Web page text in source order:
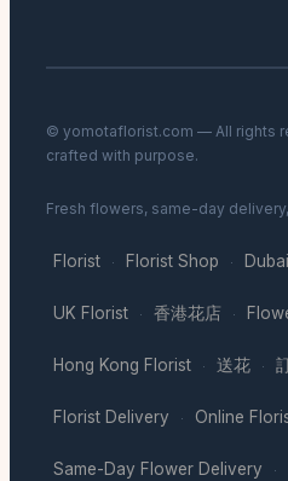
© yomotaflorist.com — All rights
crafted with purpose.
Fresh flowers, same-day
Florist · Florist Shop ·
UK Florist · 香港花店 ·
Hong Kong Florist · 送花 ·
Florist Delivery · Online
Same-Day Flower Delivery ·